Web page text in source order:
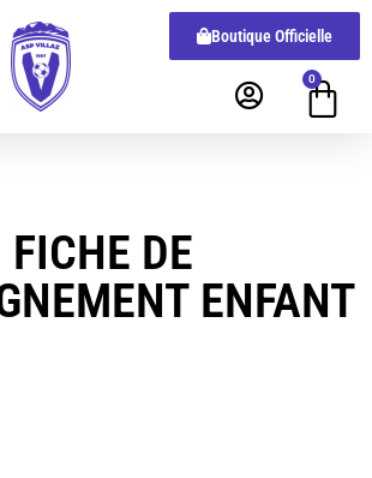
Boutique Officielle
0
FICHE DE
ENFANT